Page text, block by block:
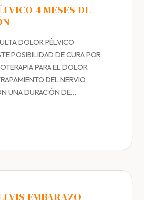
4 MESES DE
DOLOR PÉLVICO
POSIBILIDAD DE CURA POR
PARA EL DOLOR
DEL NERVIO
UNA DURACIÓN DE…
EMBARAZO